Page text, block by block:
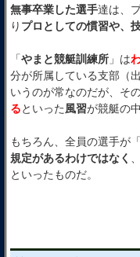
無事卒業した選手達は、
り プロとしての慣習や、
「やまと競艇訓練所 」は
分が所属している支部（
いうのが常なのだが、そ
るといった風習が競艇の
もちろん、全員の選手が
規定があるわけではなく
といったものだ。